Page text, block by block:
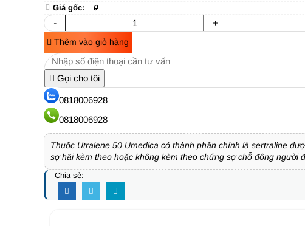
Giá gốc:
0
- +
Thêm vào giỏ hàng
Gọi cho tôi
0818006928
0818006928
Thuốc Utralene 50 Umedica có thành phần chính là sertraline
sợ hãi kèm theo hoặc không kèm theo chứng sợ chỗ đông người
Chia sẻ: